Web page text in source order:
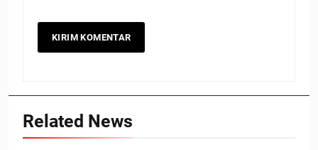
Related News